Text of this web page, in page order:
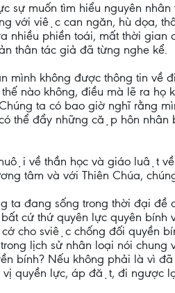
muốn tìm hiểu nguyên nhân
với việc can ngăn, hù dọa,
phiền toái, mất thời gian
thân tác giả đã từng nghe kể.
không được thông tin về
nào không, điều mà lẽ ra họ
ta có bao giờ nghĩ rằng
thể đẩy những cặp hôn
về thần học và giáo luật
tâm và với Thiên Chúa,
đang sống trong thời đại đề
cứ thứ quyên lực quyên bính
cho sviệc chống đối quyền
lịch sử nhân loại nói
bính? Nếu không phải là vì
quyền lực, áp đặt, đi ngược